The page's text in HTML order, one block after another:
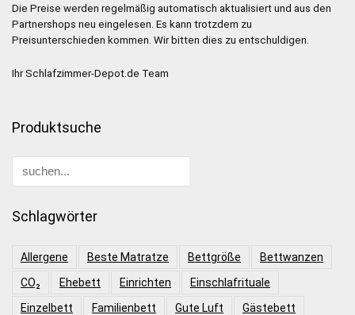
Die Preise werden regelmäßig automatisch aktualisiert und aus den
Partnershops neu eingelesen. Es kann trotzdem zu
Preisunterschieden kommen. Wir bitten dies zu entschuldigen.
Ihr Schlafzimmer-Depot.de Team
Produktsuche
Schlagwörter
Allergene Beste Matratze Bettgröße
Bettwanzen
CO₂
Ehebett Einrichten
Einschlafrituale
Einzelbett
Familienbett Gute Luft
Gästebett